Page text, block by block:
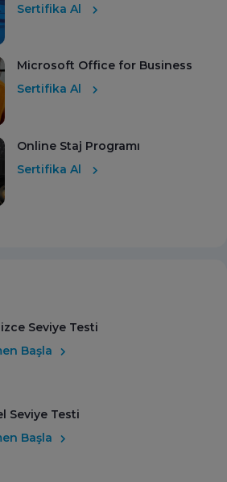
Sertifika Al
Microsoft Office for Business
Sertifika Al
Online Staj Programı
Sertifika Al
Seviye Testi
Başla
Seviye Testi
Başla